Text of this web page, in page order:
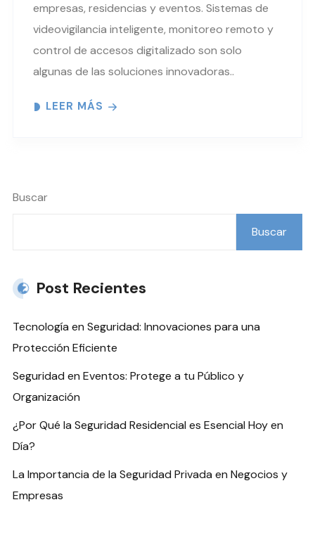
empresas, residencias y eventos. Sistemas de
videovigilancia inteligente, monitoreo remoto y
control de accesos digitalizado son solo
algunas de las soluciones innovadoras..
LEER MÁS
Buscar
Buscar
Post Recientes
Tecnología en Seguridad: Innovaciones para una
Protección Eficiente
Seguridad en Eventos: Protege a tu Público y
Organización
¿Por Qué la Seguridad Residencial es Esencial Hoy en
Día?
La Importancia de la Seguridad Privada en Negocios y
Empresas